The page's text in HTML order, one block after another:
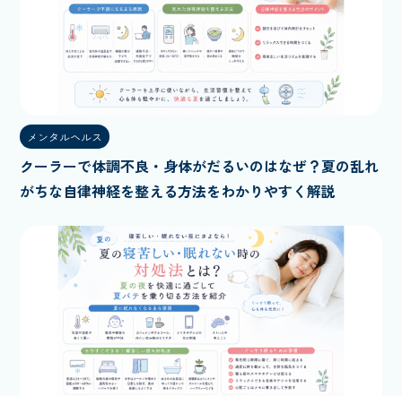
メンタルヘルス
クーラーで体調不良・身体がだるいのはなぜ？夏の乱れ
がちな自律神経を整える方法をわかりやすく解説